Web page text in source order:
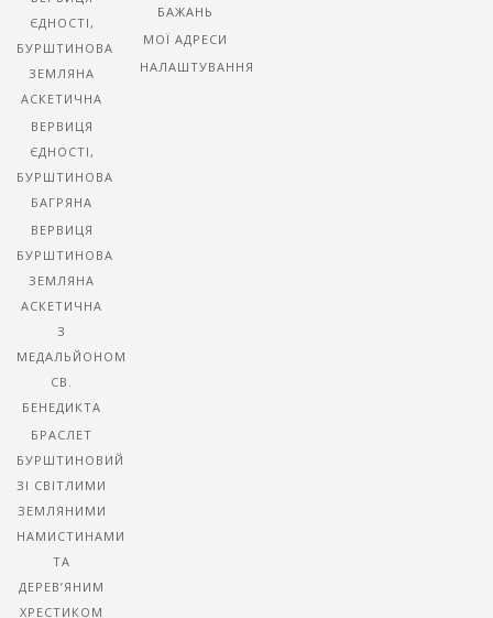
ЄДНОСТІ,
БУРШТИНОВА
ЗЕМЛЯНА
АСКЕТИЧНА
ВЕРВИЦЯ
ЄДНОСТІ,
БУРШТИНОВА
БАГРЯНА
ВЕРВИЦЯ
БУРШТИНОВА
ЗЕМЛЯНА
АСКЕТИЧНА
З
МЕДАЛЬЙОНОМ
СВ.
БЕНЕДИКТА
БРАСЛЕТ
БУРШТИНОВИЙ
ЗІ СВІТЛИМИ
ЗЕМЛЯНИМИ
НАМИСТИНАМИ
ТА
ДЕРЕВ’ЯНИМ
ХРЕСТИКОМ
БАЖАНЬ
МОЇ АДРЕСИ
НАЛАШТУВАННЯ